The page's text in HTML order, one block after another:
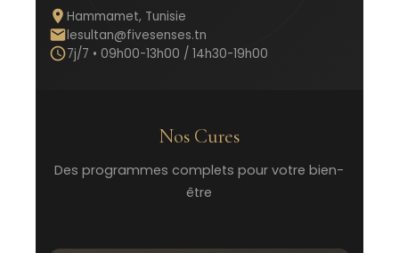
Hammamet, Tunisie
lesultan@fivesenses.tn
7j/7 • 09h00-13h00 / 14h30-19h00
Nos Cures
Des programmes complets pour votre bien-
être